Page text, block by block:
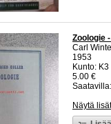
Zoologie
Carl
1953
Kunto:
5.00 €
Näytä